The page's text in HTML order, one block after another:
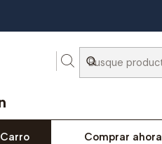
Comprar ahora